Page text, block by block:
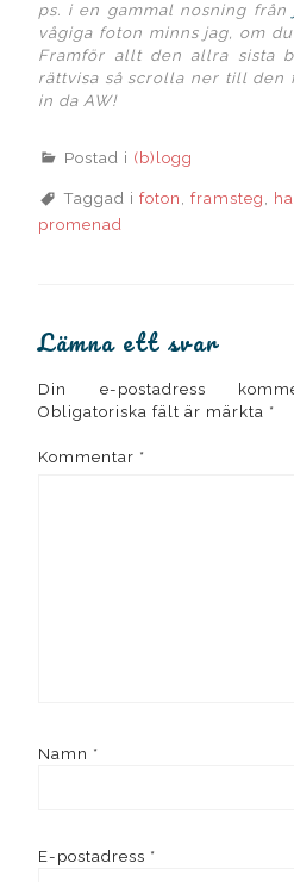
ps. i en gammal nosning från
vågiga foton minns jag, om
Framför allt den allra sista
rättvisa så scrolla ner till den
in da AW!
Postad i (b)logg
Taggad ifoton ,framsteg ,
promenad
Lämna ett svar
Din e-postadress
Obligatoriska fält är märkta *
Kommentar *
Namn *
E-postadress *